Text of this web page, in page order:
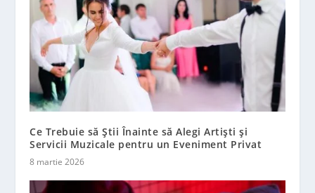
Ce Trebuie să Știi Înainte să Alegi Artiști și
Servicii Muzicale pentru un Eveniment Privat
8 martie 2026